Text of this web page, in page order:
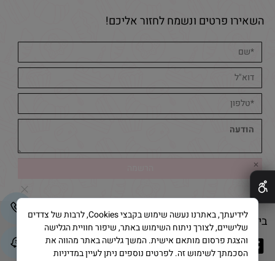
השאירו פרטים ונשמח לחזור אליכם!
בייק אנד קייק © 2025 All Rights Reserved
✕
לידיעתך, באתרנו נעשה שימוש בקבצי Cookies, לרבות של צדדים
שלישיים, לצורך ניתוח השימוש באתר, שיפור חוויית הגלישה
והצגת פרסום מותאם אישית. המשך גלישה באתר מהווה את
הסכמתך לשימוש זה. לפרטים נוספים ניתן לעיין במדיניות